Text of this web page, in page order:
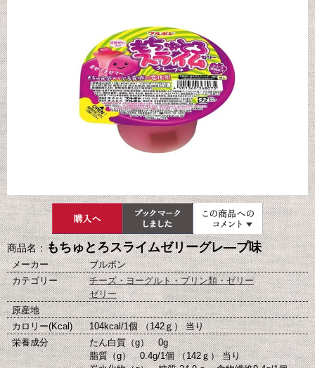
商品名：もちゅとろスライムゼリーグレ―プ味
メーカー
ブルボン
カテゴリー
チーズ・ヨーグルト・プリン類・ゼリー
ゼリー
原産地
カロリー(Kcal)
104kcal/1個 （142ｇ） 当り
栄養成分
たん白質（g） 0g
脂質（g） 0.4g/1個 （142ｇ） 当り